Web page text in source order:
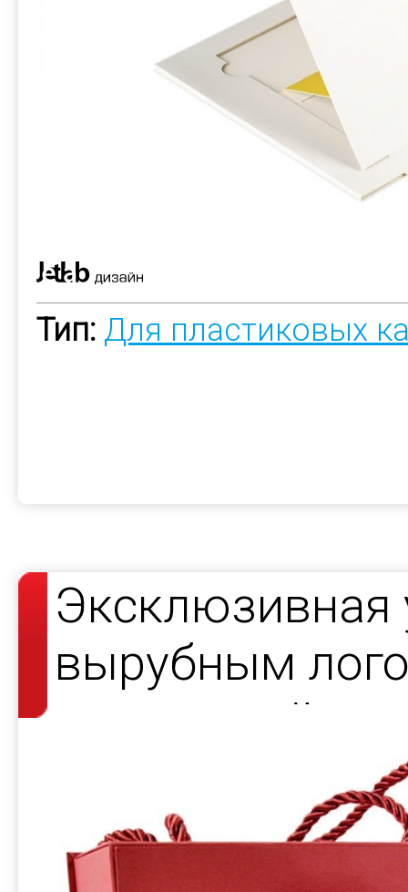
Тип: Для пластиковых
Эксклюзивная
вырубным
подсветкой